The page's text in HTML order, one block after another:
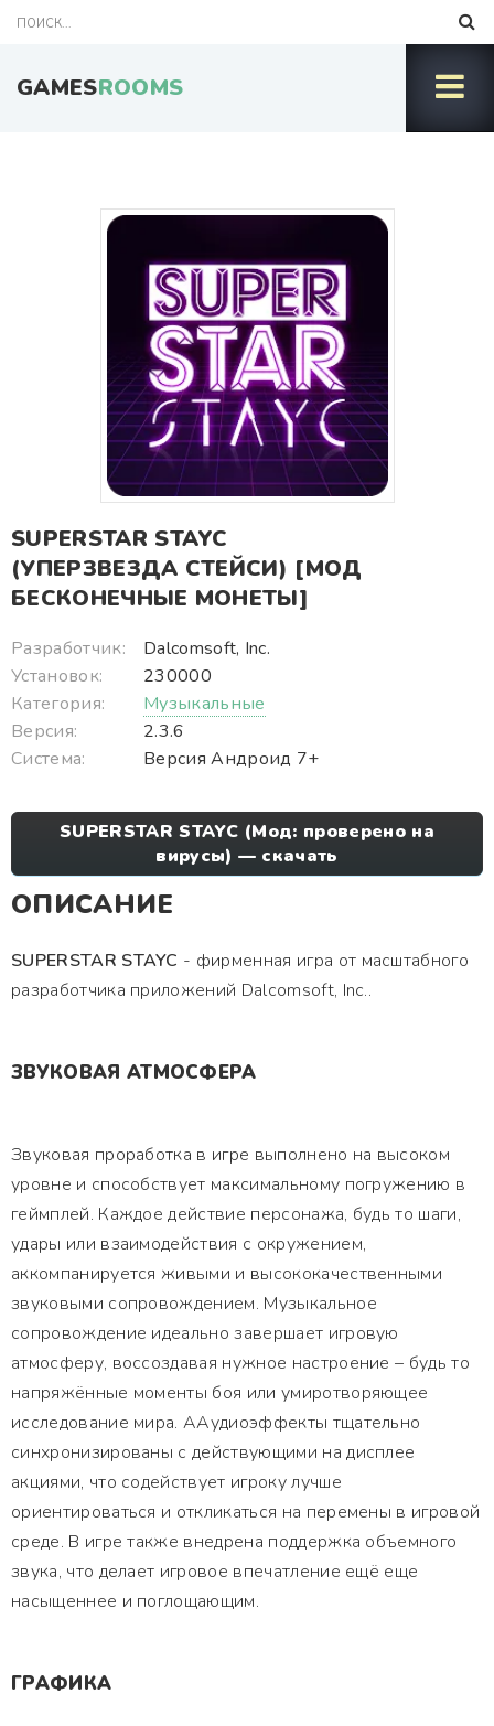
GAMESROOMS
SUPERSTAR STAYC
(УПЕРЗВЕЗДА СТЕЙСИ) [МОД
БЕСКОНЕЧНЫЕ МОНЕТЫ]
Разработчик:
Dalcomsoft, Inc.
Установок:
230000
Категория:
Музыкальные
Версия:
2.3.6
Система:
Версия Андроид 7+
SUPERSTAR STAYC (Мод: проверено на
вирусы) — скачать
ОПИСАНИЕ
SUPERSTAR STAYC - фирменная игра от масштабного
разработчика приложений Dalcomsoft, Inc..
ЗВУКОВАЯ АТМОСФЕРА
Звуковая проработка в игре выполнено на высоком
уровне и способствует максимальному погружению в
геймплей. Каждое действие персонажа, будь то шаги,
удары или взаимодействия с окружением,
аккомпанируется живыми и высококачественными
звуковыми сопровождением. Музыкальное
сопровождение идеально завершает игровую
атмосферу, воссоздавая нужное настроение – будь то
напряжённые моменты боя или умиротворяющее
исследование мира. ААудиоэффекты тщательно
синхронизированы с действующими на дисплее
акциями, что содействует игроку лучше
ориентироваться и откликаться на перемены в игровой
среде. В игре также внедрена поддержка объемного
звука, что делает игровое впечатление ещё еще
насыщеннее и поглощающим.
ГРАФИКА